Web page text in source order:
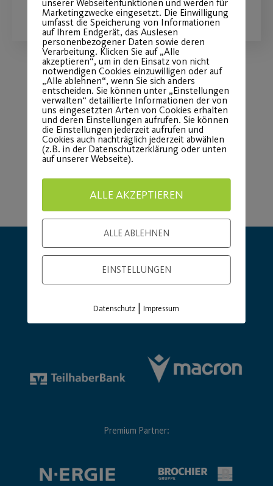
Load More
Hauptsponsor Generalausrüster
Premium Partner:
unserer Webseitenfunktionen und werden für
Marketingzwecke eingesetzt. Die Einwilligung
umfasst die Speicherung von Informationen
auf Ihrem Endgerät, das Auslesen
personenbezogener Daten sowie deren
Verarbeitung. Klicken Sie auf „Alle
akzeptieren“, um in den Einsatz von nicht
notwendigen Cookies einzuwilligen oder auf
„Alle ablehnen“, wenn Sie sich anders
entscheiden. Sie können unter „Einstellungen
verwalten“ detaillierte Informationen der von
uns eingesetzten Arten von Cookies erhalten
und deren Einstellungen aufrufen. Sie können
die Einstellungen jederzeit aufrufen und
Cookies auch nachträglich jederzeit abwählen
(z.B. in der Datenschutzerklärung oder unten
auf unserer Webseite).
ALLE AKZEPTIEREN
ALLE ABLEHNEN
EINSTELLUNGEN
Datenschutz |Impressum